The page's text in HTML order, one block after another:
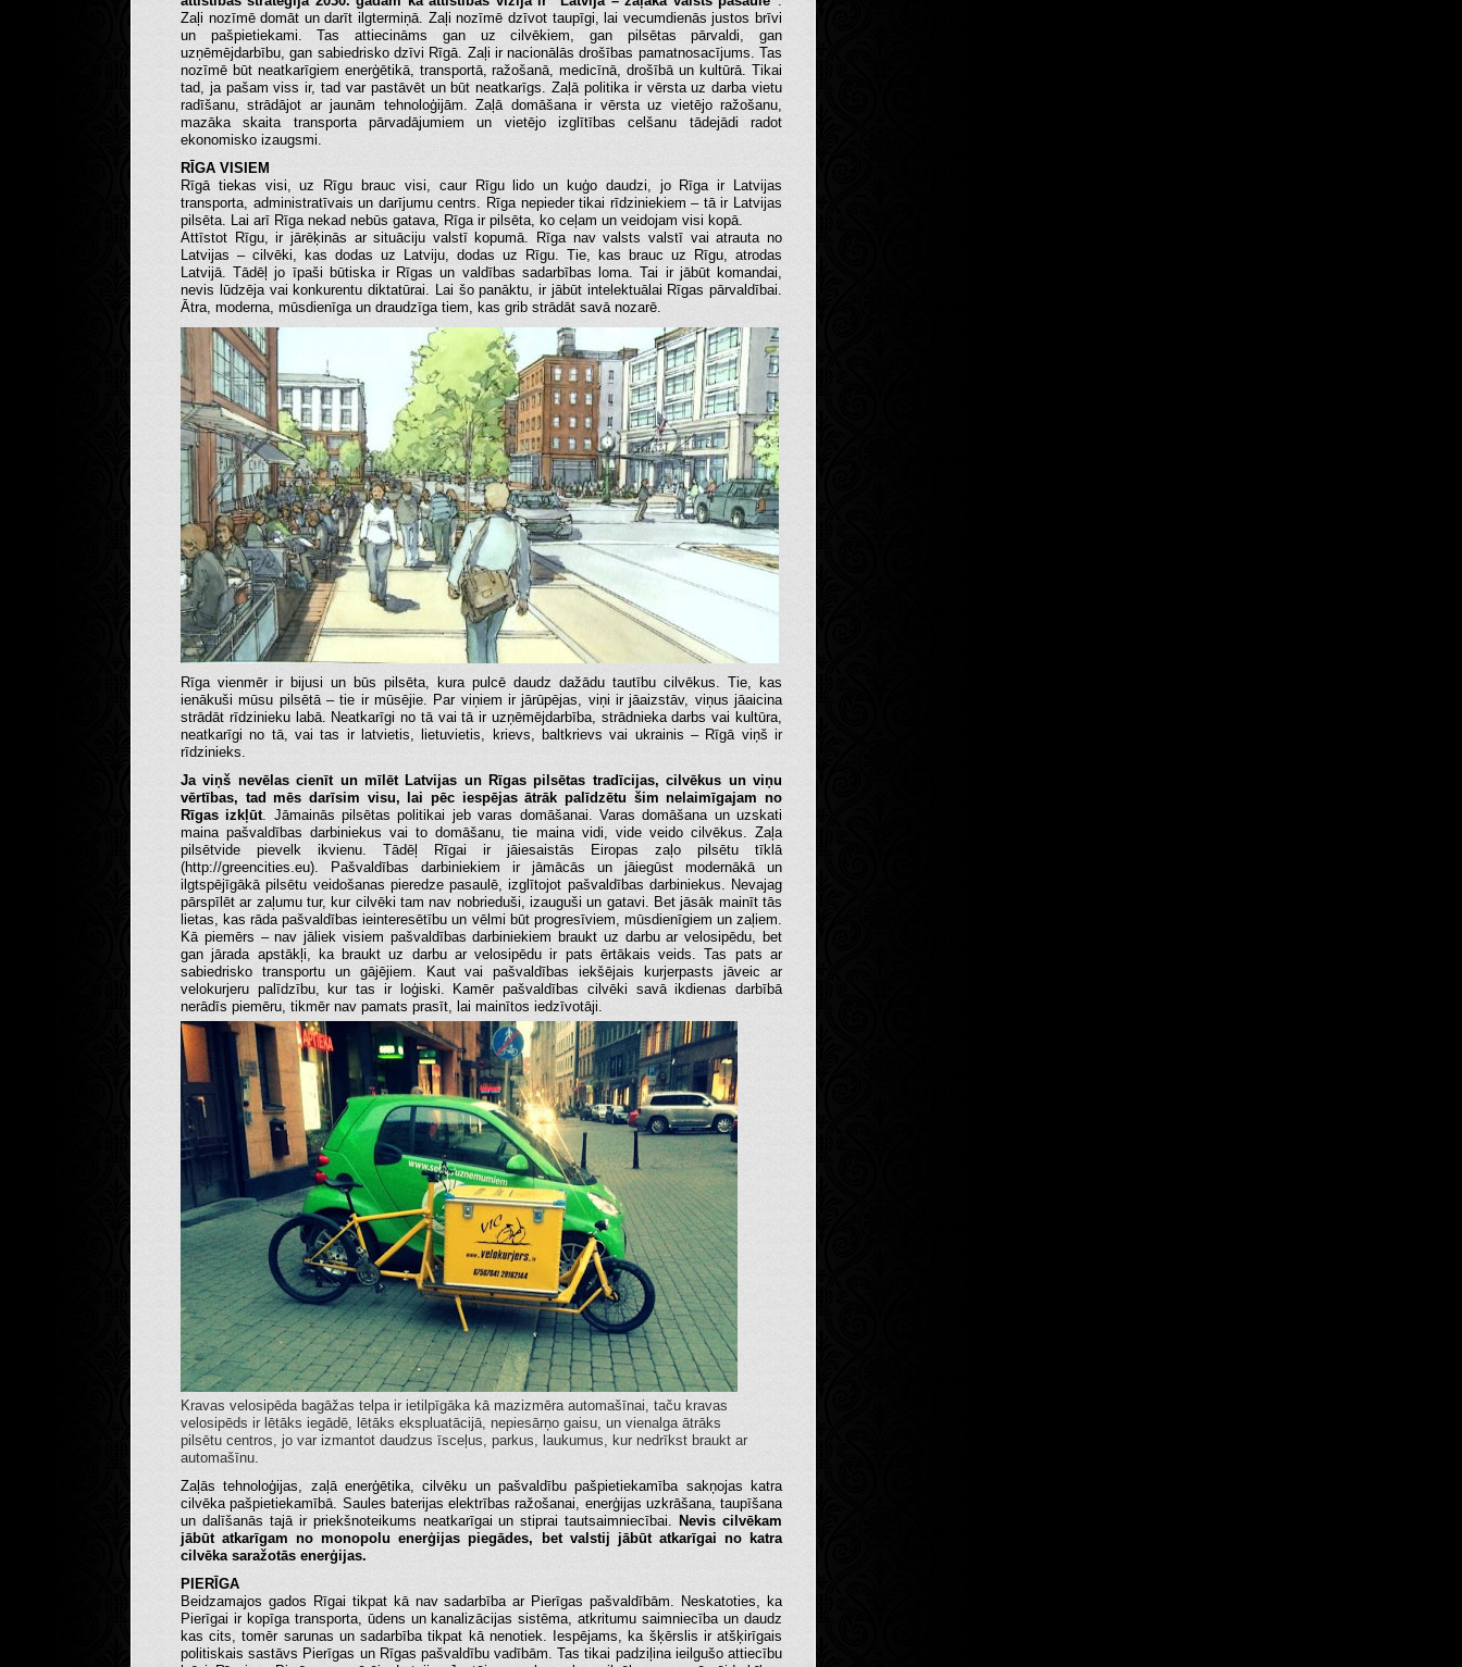
Zaļi nozīmē domāt un darīt ilgtermiņā. Zaļi nozīmē dzīvot taupīgi, lai vecumdienās justos brīvi
un pašpietiekami. Tas attiecināms gan uz cilvēkiem, gan pilsētas pārvaldi, gan
uzņēmējdarbību, gan sabiedrisko dzīvi Rīgā. Zaļi ir nacionālās drošības pamatnosacījums. Tas
nozīmē būt neatkarīgiem enerģētikā, transportā, ražošanā, medicīnā, drošībā un kultūrā. Tikai
tad, ja pašam viss ir, tad var pastāvēt un būt neatkarīgs. Zaļā politika ir vērsta uz darba vietu
radīšanu, strādājot ar jaunām tehnoloģijām. Zaļā domāšana ir vērsta uz vietējo ražošanu,
mazāka skaita transporta pārvadājumiem un vietējo izglītības celšanu tādejādi radot
ekonomisko izaugsmi.
RĪGA VISIEM
Rīgā tiekas visi, uz Rīgu brauc visi, caur Rīgu lido un kuģo daudzi, jo Rīga ir Latvijas
transporta, administratīvais un darījumu centrs. Rīga nepieder tikai rīdziniekiem – tā ir Latvijas
pilsēta. Lai arī Rīga nekad nebūs gatava, Rīga ir pilsēta, ko ceļam un veidojam visi kopā.
Attīstot Rīgu, ir jārēķinās ar situāciju valstī kopumā. Rīga nav valsts valstī vai atrauta no
Latvijas – cilvēki, kas dodas uz Latviju, dodas uz Rīgu. Tie, kas brauc uz Rīgu, atrodas
Latvijā. Tādēļ jo īpaši būtiska ir Rīgas un valdības sadarbības loma. Tai ir jābūt komandai,
nevis lūdzēja vai konkurentu diktatūrai. Lai šo panāktu, ir jābūt intelektuālai Rīgas pārvaldībai.
Ātra, moderna, mūsdienīga un draudzīga tiem, kas grib strādāt savā nozarē.
Rīga vienmēr ir bijusi un būs pilsēta, kura pulcē daudz dažādu tautību cilvēkus. Tie, kas
ienākuši mūsu pilsētā – tie ir mūsējie. Par viņiem ir jārūpējas, viņi ir jāaizstāv, viņus jāaicina
strādāt rīdzinieku labā. Neatkarīgi no tā vai tā ir uzņēmējdarbība, strādnieka darbs vai kultūra,
neatkarīgi no tā, vai tas ir latvietis, lietuvietis, krievs, baltkrievs vai ukrainis – Rīgā viņš ir
rīdzinieks.
Ja viņš nevēlas cienīt un mīlēt Latvijas un Rīgas pilsētas tradīcijas, cilvēkus un viņu
vērtības, tad mēs darīsim visu, lai pēc iespējas ātrāk palīdzētu šim nelaimīgajam no
Rīgas izkļūt. Jāmainās pilsētas politikai jeb varas domāšanai. Varas domāšana un uzskati
maina pašvaldības darbiniekus vai to domāšanu, tie maina vidi, vide veido cilvēkus. Zaļa
pilsētvide pievelk ikvienu. Tādēļ Rīgai ir jāiesaistās Eiropas zaļo pilsētu tīklā
(http://greencities.eu). Pašvaldības darbiniekiem ir jāmācās un jāiegūst modernākā un
ilgtspējīgākā pilsētu veidošanas pieredze pasaulē, izglītojot pašvaldības darbiniekus. Nevajag
pārspīlēt ar zaļumu tur, kur cilvēki tam nav nobrieduši, izauguši un gatavi. Bet jāsāk mainīt tās
lietas, kas rāda pašvaldības ieinteresētību un vēlmi būt progresīviem, mūsdienīgiem un zaļiem.
Kā piemērs – nav jāliek visiem pašvaldības darbiniekiem braukt uz darbu ar velosipēdu, bet
gan jārada apstākļi, ka braukt uz darbu ar velosipēdu ir pats ērtākais veids. Tas pats ar
sabiedrisko transportu un gājējiem. Kaut vai pašvaldības iekšējais kurjerpasts jāveic ar
velokurjeru palīdzību, kur tas ir loģiski. Kamēr pašvaldības cilvēki savā ikdienas darbībā
nerādīs piemēru, tikmēr nav pamats prasīt, lai mainītos iedzīvotāji.
Kravas velosipēda bagāžas telpa ir ietilpīgāka kā mazizmēra automašīnai, taču kravas
velosipēds ir lētāks iegādē, lētāks ekspluatācijā, nepiesārņo gaisu, un vienalga ātrāks
pilsētu centros, jo var izmantot daudzus īsceļus, parkus, laukumus, kur nedrīkst braukt ar
automašīnu.
Zaļās tehnoloģijas, zaļā enerģētika, cilvēku un pašvaldību pašpietiekamība sakņojas katra
cilvēka pašpietiekamībā. Saules baterijas elektrības ražošanai, enerģijas uzkrāšana, taupīšana
un dalīšanās tajā ir priekšnoteikums neatkarīgai un stiprai tautsaimniecībai. Nevis cilvēkam
jābūt atkarīgam no monopolu enerģijas piegādes, bet valstij jābūt atkarīgai no katra
cilvēka saražotās enerģijas.
PIERĪGA
Beidzamajos gados Rīgai tikpat kā nav sadarbība ar Pierīgas pašvaldībām. Neskatoties, ka
Pierīgai ir kopīga transporta, ūdens un kanalizācijas sistēma, atkritumu saimniecība un daudz
kas cits, tomēr sarunas un sadarbība tikpat kā nenotiek. Iespējams, ka šķērslis ir atšķirīgais
politiskais sastāvs Pierīgas un Rīgas pašvaldību vadībām. Tas tikai padziļina ieilgušo attiecību